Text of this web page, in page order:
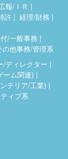
報/ＩＲ
許
経理/財務
/一般事務
の他事務/管理系
/ディレクター
ーム関連)
テリア/工業)
ィブ系